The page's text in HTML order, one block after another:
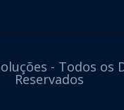
- Todos os
Reservados